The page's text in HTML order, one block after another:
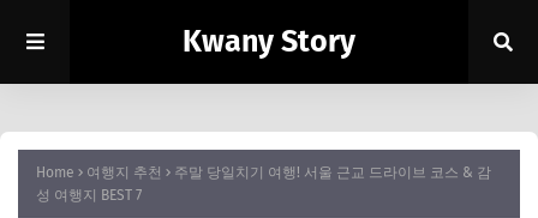
Kwany Story
Home 여행지 추천
주말 당일치기 여행! 서울 근교 드라이브 코스 & 감
성 여행지 BEST 7